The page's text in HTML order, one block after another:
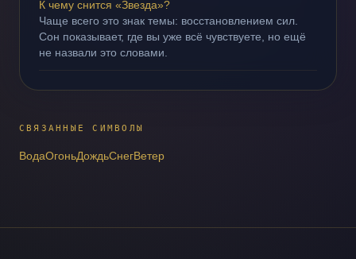
К чему снится «Звезда»?
Чаще всего это знак темы: восстановлением сил.
Сон показывает, где вы уже всё чувствуете, но ещё
не назвали это словами.
СВЯЗАННЫЕ СИМВОЛЫ
ВодаОгоньДождьСнегВетер